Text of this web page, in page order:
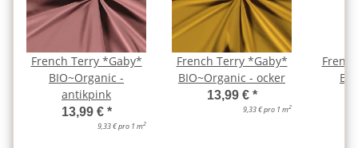
French Terry *Gaby*
BIO~Organic -
antikpink
13,99 € *
9,33 € pro 1 m2
French Terry *Gaby*
BIO~Organic - ocker
13,99 € *
9,33 € pro 1 m2